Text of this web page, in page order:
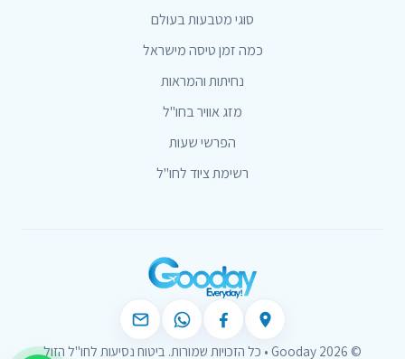
סוגי מטבעות בעולם
כמה זמן טיסה מישראל
נחיתות והמראות
מזג אוויר בחו"ל
הפרשי שעות
רשימת ציוד לחו"ל
© 2026 Gooday • כל הזכויות שמורות. ביטוח נסיעות לחו"ל הזול